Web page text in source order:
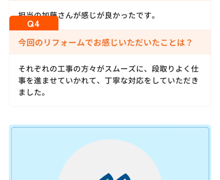
担当の加藤さんが感じが良かったです。
今回のリフォームでお感じいただいたことは？
それぞれの工事の方々がスムーズに、段取りよく仕
事を進ませていかれて、丁寧な対応をしていただき
ました。